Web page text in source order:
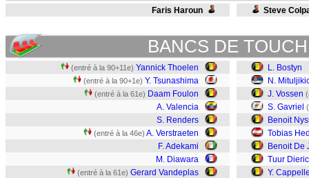
Faris Haroun Steve
BANCS DE
(entré à la 90+11e) Yannick Thoelen
(entré à la 90+1e) Y. Tsunashima
(entré à la 61e) Daam Foulon
A. Valencia
S. Renders
(entré à la 46e) A. Verstraeten
F. Adekami
M. Diawara
(entré à la 61e) Gerard Vandeplas
L. Bostyn
N.
J. Vossen
S. Gavriel
Benoit
Tobias
Benoit De
Tuur
Y.